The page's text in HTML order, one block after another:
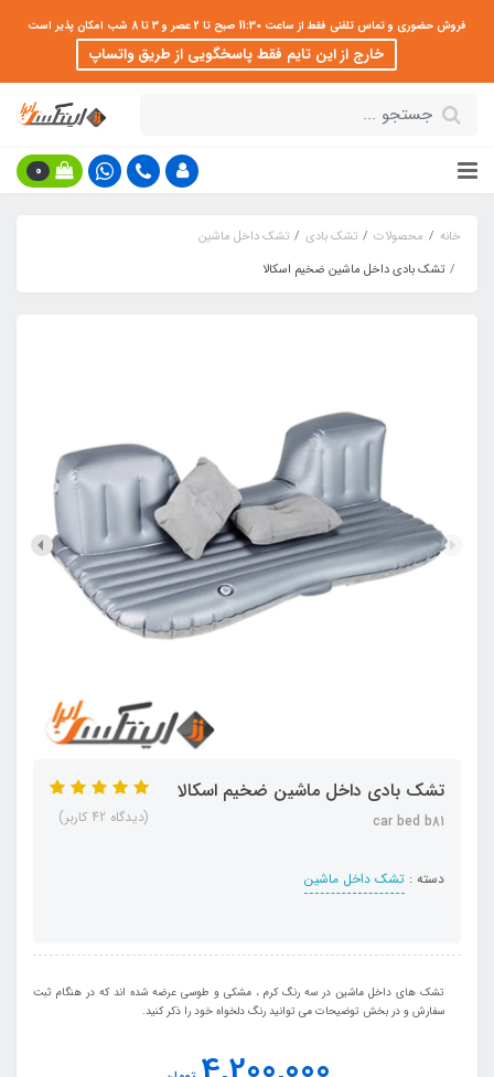
فروش حضوری و تماس تلفنی فقط از ساعت 11:30 صبح تا 2 عصر و 3 تا 8 شب امکان پذیر است
خارج از این تایم فقط پاسخگویی از طریق واتساپ
0
خانه محصولات تشک بادی
تشک داخل ماشین
تشک بادی داخل ماشین ضخیم اسکالا
تشک بادی داخل ماشین ضخیم اسکالا
car bed b81
دسته : تشک داخل ماشین
(دیدگاه 42 کاربر)
تشک های داخل ماشین در سه رنگ کرم ، مشکی و طوسی عرضه شده اند که در هنگام ثبت
سفارش و در بخش توضیحات می توانید رنگ دلخواه خود را ذکر کنید.